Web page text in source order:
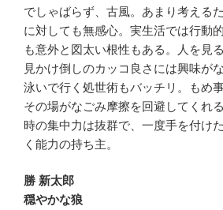
でしゃばらず、古風。あまり考える
に対しても無感心。実生活では行動
も意外と図太い根性もある。人を見
見かけ倒しのカッコ良さには興味が
泳いで行く処世術もバッチリ。もめ
その場がなごみ摩擦を回避してくれ
時の集中力は抜群で、一度手を付け
く能力の持ち主。
勝 新太郎
穏やかな狼